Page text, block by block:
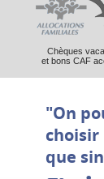
Chèques
et bons CAF
"On
que